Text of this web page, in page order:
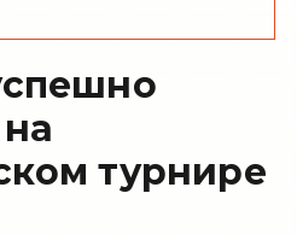
турнире